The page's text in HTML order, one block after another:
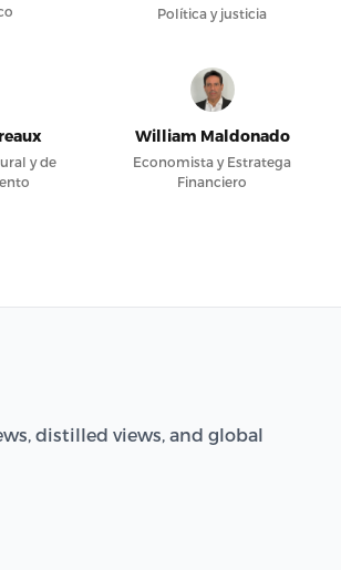
Política y justicia
y de
William Maldonado
Economista y Estratega
Financiero
distilled views, and global